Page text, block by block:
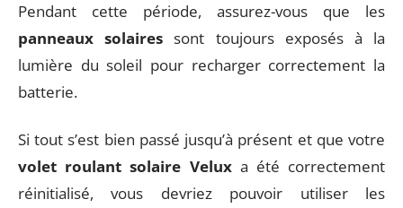
Pendant cette période, assurez-vous que les
panneaux solaires sont toujours exposés à la
lumière du soleil pour recharger correctement la
batterie.
Si tout s’est bien passé jusqu’à présent et que votre
volet roulant solaire Veluxa été correctement
réinitialisé, vous devriez pouvoir utiliser les